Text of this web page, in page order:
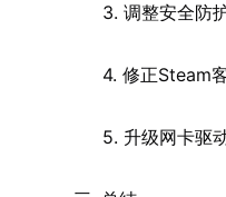
3. 调整安全防
4. 修正Steam
5. 升级网卡驱